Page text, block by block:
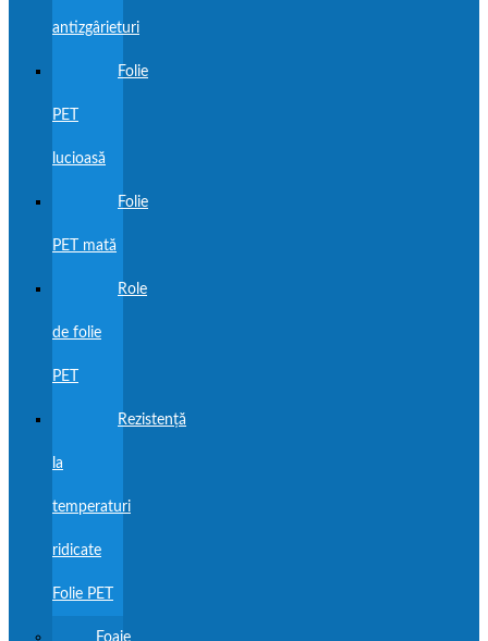
antizgârieturi
Folie
PET
lucioasă
Folie
PET mată
Role
de folie
PET
Rezistență
la
temperaturi
ridicate
Folie PET
Foaie